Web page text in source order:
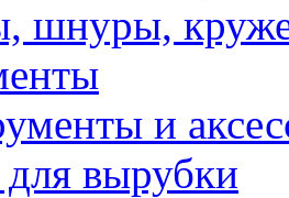
шнуры,
и
вырубки